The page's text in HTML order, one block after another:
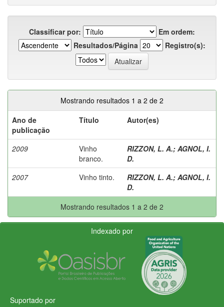
Classificar por:
Em ordem:
Resultados/Página
Registro(s):
Mostrando resultados 1 a 2 de 2
Ano de
publicação
Título Autor(es)
2009
Vinho
branco.
RIZZON, L. A.; AGNOL, I.
D.
2007
Vinho tinto. RIZZON, L. A.; AGNOL, I.
D.
Mostrando resultados 1 a 2 de 2
Indexado por
Suportado por